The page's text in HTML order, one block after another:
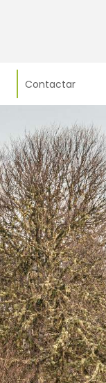
Contactar